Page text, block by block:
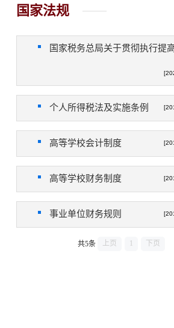
国家法规
国家税务总局关于贯彻执行提高个人所得税有关专项附加扣除标准
个人所得税法及实施条例
高等学校会计制度
高等学校财务制度
事业单位财务规则
共5条 上页 下页